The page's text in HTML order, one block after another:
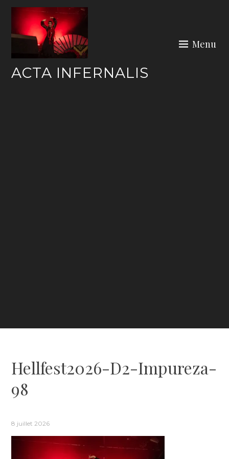
Skip
content
ACTA INFERNALIS
Menu
Hellfest2026-D2-Impureza-
98
8 juillet 2026